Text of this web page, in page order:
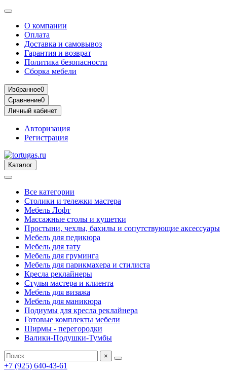
О компании
Оплата
Доставка и самовывоз
Гарантия и возврат
Политика безопасности
Сборка мебели
Избранное0
Сравнение0
Личный кабинет
Авторизация
Регистрация
Каталог
Все категории
Столики и тележки мастера
Мебель Лофт
Массажные столы и кушетки
Простыни, чехлы, бахилы и сопутствующие аксессуары
Мебель для педикюра
Мебель для тату
Мебель для груминга
Мебель для парикмахера и стилиста
Кресла реклайнеры
Стулья мастера и клиента
Мебель для визажа
Мебель для маникюра
Подиумы для кресла реклайнера
Готовые комплекты мебели
Ширмы - перегородки
Валики-Подушки-Тумбы
×
+7 (925) 640-43-61